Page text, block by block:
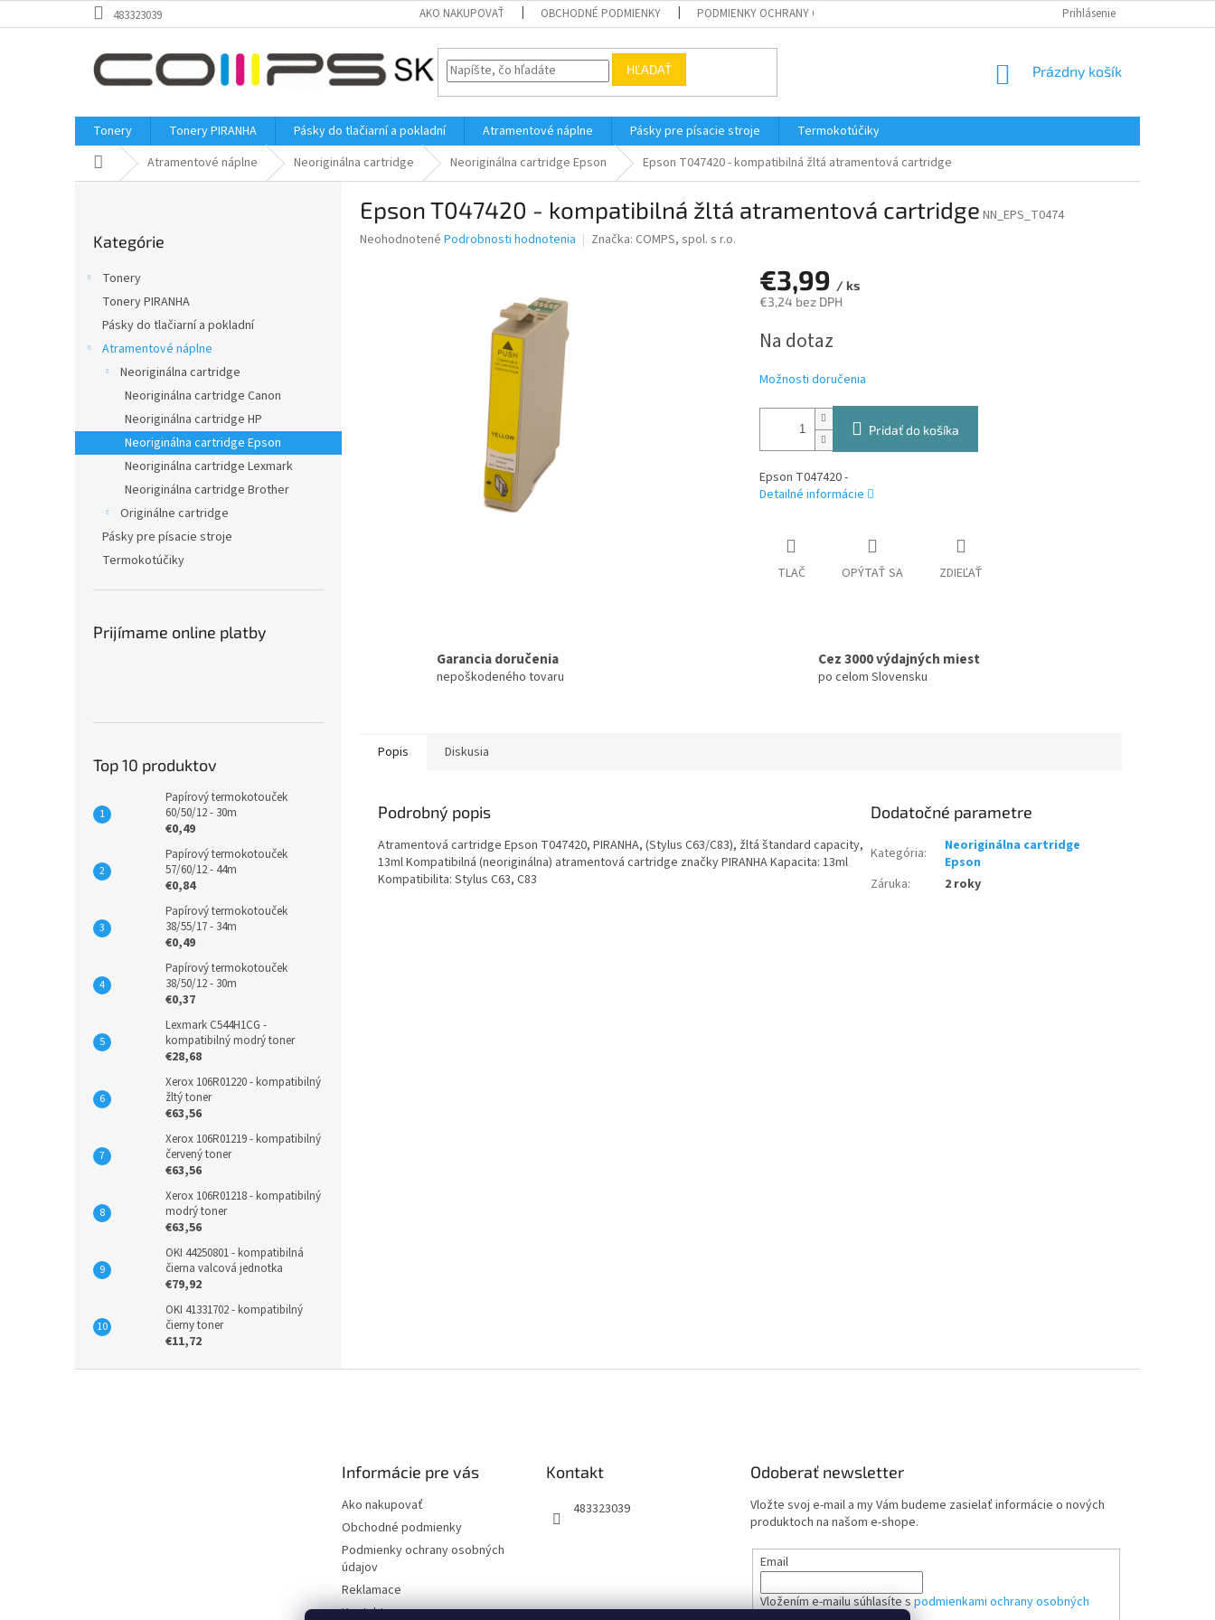
na
483323039 AKO NAKUPOVAŤ OBCHODNÉ PODMIENKY PODMIENKY OCHRANY OSOBNÝCH ÚDAJOV KONTAKTY
Prihlásenie
HĽADAŤ
NÁKUPNÝ
Prázdny košík
Tonery Tonery PIRANHA Pásky do tlačiarní a pokladní Atramentové náplne Pásky pre písacie stroje
Termokotúčiky
DomovAtramentové náplne Neoriginálna cartridge Neoriginálna cartridge Epson Epson T047420 - kompatibilná žltá atramentová cartridge
kategórie
Kategórie
Tonery
Tonery PIRANHA
Pásky do tlačiarní a pokladní
Atramentové náplne
Neoriginálna cartridge
Neoriginálna cartridge Canon
Neoriginálna cartridge HP
Neoriginálna cartridge Epson
Neoriginálna cartridge Lexmark
Neoriginálna cartridge Brother
Originálne cartridge
Pásky pre písacie stroje
Termokotúčiky
Prijímame online platby
Top 10 produktov
Papírový termokotouček
60/50/12 - 30m
€0,49
Papírový termokotouček
57/60/12 - 44m
€0,84
Papírový termokotouček
38/55/17 - 34m
€0,49
Papírový termokotouček
38/50/12 - 30m
€0,37
Lexmark C544H1CG -
kompatibilný modrý toner
€28,68
Xerox 106R01220 - kompatibilný
žltý toner
€63,56
Xerox 106R01219 - kompatibilný
červený toner
€63,56
Xerox 106R01218 - kompatibilný
modrý toner
€63,56
OKI 44250801 - kompatibilná
čierna valcová jednotka
€79,92
OKI 41331702 - kompatibilný
čierny toner
€11,72
Epson T047420 - kompatibilná žltá atramentová cartridge NN_EPS_T0474
Priemerné
Neohodnotené Podrobnosti hodnotenia Značka: COMPS, spol. s r.o.
€3,99 / ks
€3,24 bez DPH
cena:
Na dotaz
Možnosti doručenia
Pridať do košíka
Epson T047420 -
Detailné informácie
TLAČ OPÝTAŤ SA ZDIEĽAŤ
Garancia doručenia
nepoškodeného tovaru
Cez 3000 výdajných miest
po celom Slovensku
Popis Diskusia
Podrobný popis
Atramentová cartridge Epson T047420, PIRANHA, (Stylus C63/C83), žltá štandard capacity,
13ml Kompatibilná (neoriginálna) atramentová cartridge značky PIRANHA Kapacita: 13ml
Kompatibilita: Stylus C63, C83
Dodatočné parametre
Kategória:
Neoriginálna cartridge
Epson
Záruka: 2 roky
Informácie pre vás
Ako nakupovať
Obchodné podmienky
Podmienky ochrany osobných
údajov
Reklamace
Kontakty
Kontakt
483323039
Odoberať newsletter
Vložte svoj e-mail a my Vám budeme zasielať informácie o nových
produktoch na našom e-shope.
Email
Vložením e-mailu súhlasíte spodmienkami ochrany osobných